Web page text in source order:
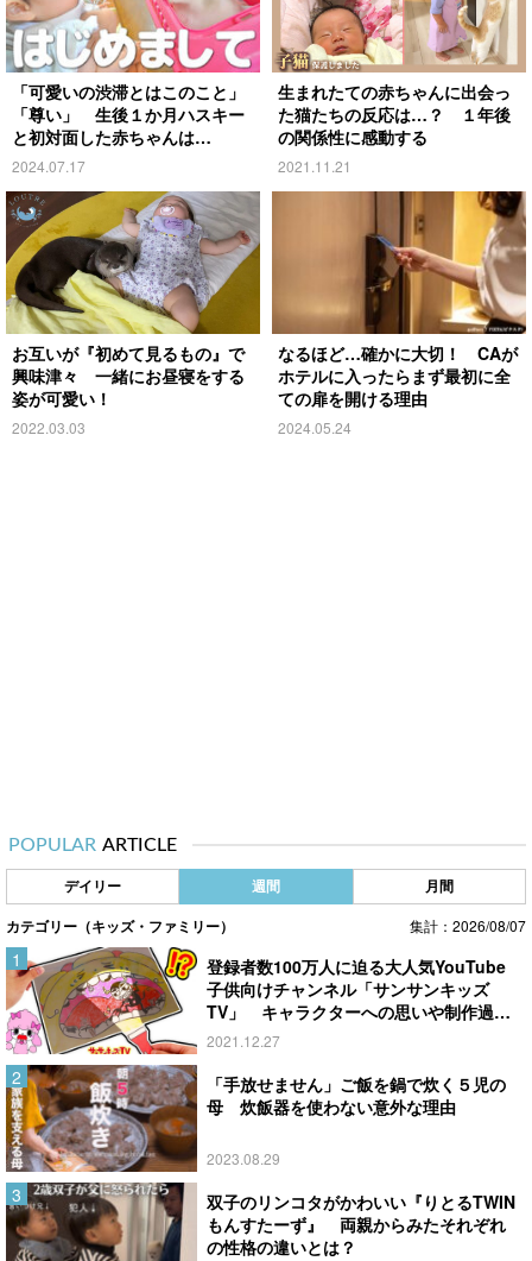
「可愛いの渋滞とはこのこと」
「尊い」 生後１か月ハスキー
と初対面した赤ちゃんは…
2024.07.17
生まれたての赤ちゃんに出会っ
た猫たちの反応は…？ １年後
の関係性に感動する
2021.11.21
お互いが『初めて見るもの』で
興味津々 一緒にお昼寝をする
姿が可愛い！
2022.03.03
なるほど…確かに大切！ CAが
ホテルに入ったらまず最初に全
ての扉を開ける理由
2024.05.24
POPULAR ARTICLE
デイリー 週間 月間
カテゴリー（キッズ・ファミリー） 集計：2026/08/07
登録者数100万人に迫る大人気YouTube
子供向けチャンネル「サンサンキッズ
TV」 キャラクターへの思いや制作過程
を聞いてみた！
2021.12.27
「手放せません」ご飯を鍋で炊く５児の
母 炊飯器を使わない意外な理由
2023.08.29
双子のリンコタがかわいい『りとるTWIN
もんすたーず』 両親からみたそれぞれ
の性格の違いとは？